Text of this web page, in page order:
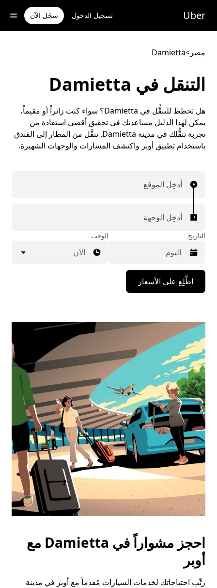
للوصول
المحتوى
Uber تسجيل الدخول سجّل الآن
مصر >
Damietta
التنقل في Damietta
هل تخطط للتنقُّل في Damietta؟ سواء كنت زائراً أو مقيماً،
يمكن لهذا الدليل مساعدتك في تحقيق أقصى استفادة من
تجربة تنقُّلك في مدينة Damietta. تنقَّل من المطار إلى الفندق
باستخدام تطبيق أوبر واكتشف المسارات والوجهات الشهيرة.
أدخِل الموقع
أدخِل الوجهة
التاريخ
اضغط
على
مفتاح
للأسفل
لاستخدام
التقويم
واختيار
التاريخ.
اضغط
على
زر
الخروج
لإغلاق
التقويم.
الوقت
الآن
اطَّلِع على الأسعار
احجز مشواراً في Damietta مع
أوبر
رتِّب احتياجاتك لخدمات السيارات مُقدماً مع أوبر في مدينة